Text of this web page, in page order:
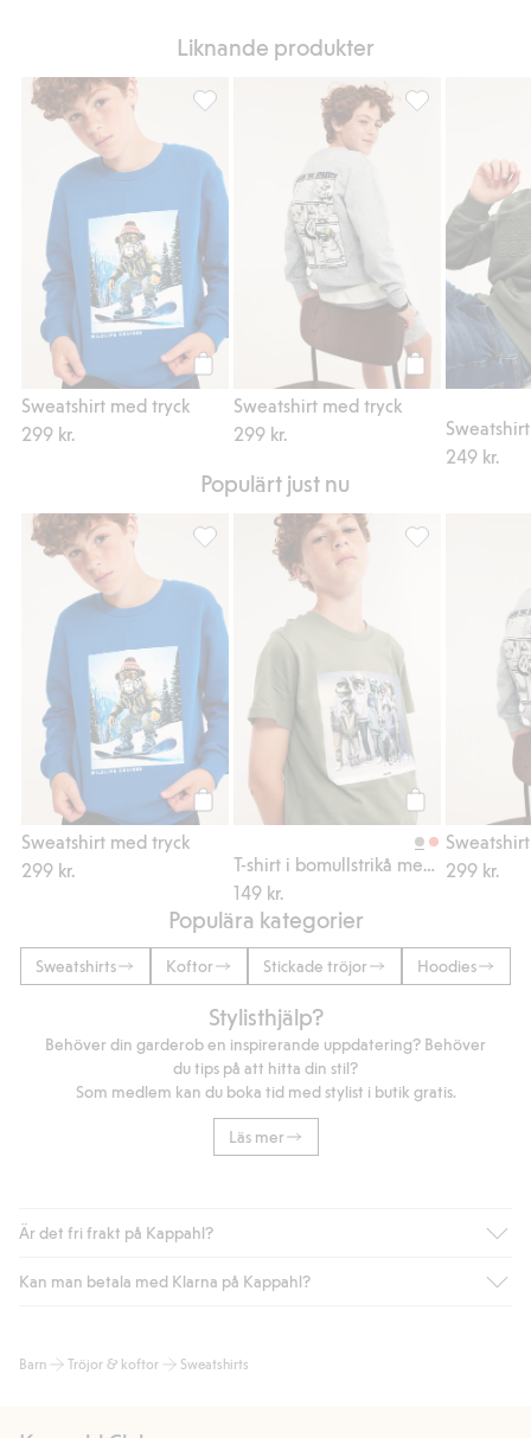
Liknande produkter
Köp
Sweatshirt med tryck
299 kr.
Sweatshirt med tryck, Lägg till i favoriter
Köp
Sweatshirt med tryck
299 kr.
249 kr.
Populärt just nu
Köp
Sweatshirt med tryck
299 kr.
Sweatshirt med tryck, Lägg till i favoriter
Köp
149 kr.
299 kr.
Populära kategorier
Sweatshirts Koftor Stickade tröjor Hoodies
Stylisthjälp?
Behöver din garderob en inspirerande uppdatering? Behöver
du tips på att hitta din stil?
Som medlem kan du boka tid med stylist i butik gratis.
Läs mer
Är det fri frakt på Kappahl?
Är du medlem i Kappahl Club har du alltid gratis frakt till butik
automatik efter du loggat in och identifierats som medlem.
Kan man betala med Klarna på Kappahl?
bland annat faktura och swish men även andra betalningssätt.
Barn Tröjor & koftor Sweatshirts